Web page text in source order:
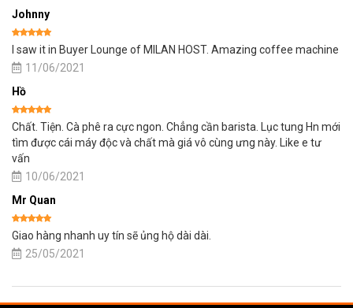
Johnny
Được xếp
hạng5 5
sao
I saw it in Buyer Lounge of MILAN HOST. Amazing coffee machine
11/06/2021
Hồ
Được xếp
hạng5 5
sao
Chất. Tiện. Cà phê ra cực ngon. Chẳng cần barista. Lục tung Hn mới
tìm được cái máy độc và chất mà giá vô cùng ưng này. Like e tư
vấn
10/06/2021
Mr Quan
Được xếp
hạng55
sao
Giao hàng nhanh uy tín sẽ ủng hộ dài dài.
25/05/2021